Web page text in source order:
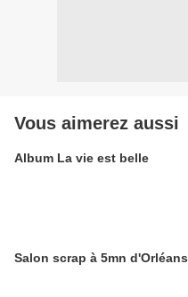
Vous aimerez aussi
Album La vie est belle
Salon scrap à 5mn d'Orléans